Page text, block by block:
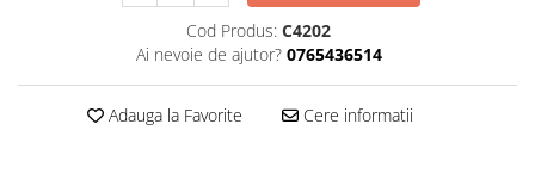
Covorase auto Toyota
Covorase auto Volvo
Scut motor MAN
Scut motor Maxus
Scut motor Mazda
Scut motor Mercedes
Cod Produs: C4202
Ai nevoie de ajutor? 0765436514
Adauga la Favorite Cere informatii